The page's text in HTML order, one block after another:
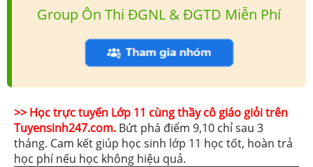
Group Ôn Thi ĐGNL & ĐGTD Miễn Phí
>> Học trực tuyến Lớp 11 cùng thầy cô giáo giỏi trên
Tuyensinh247.com. Bứt phá điểm 9,10 chỉ sau 3
tháng. Cam kết giúp học sinh lớp 11 học tốt, hoàn trả
học phí nếu học không hiệu quả.